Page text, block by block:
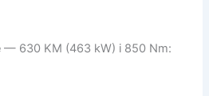
— 630 KM (463 kW) i 850 Nm: